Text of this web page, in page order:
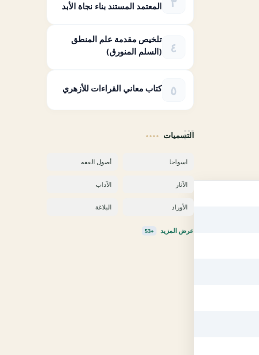
المعتمد المستند بناء نجاة الأبد
تلخيص مقدمة علم المنطق
(السلم المنورق)
كتاب معاني القراءات للأزهري
التسميات